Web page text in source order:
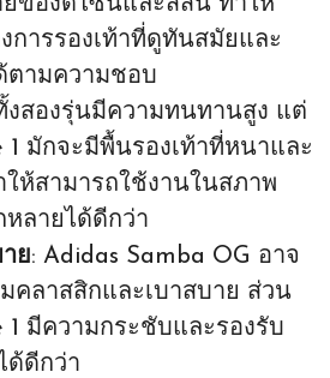
ของดีไซน์และสีสัน ทำให้
การรองเท้าที่ดูทันสมัยและ
ตามความชอบ
งสองรุ่นมีความทนทานสูง แต่
1 มักจะมีพื้นรองเท้าที่หนาและ
ให้สามารถใช้งานในสภาพ
ลายได้ดีกว่า
ย: Adidas Samba OG อาจ
คลาสสิกและเบาสบาย ส่วน
1 มีความกระชับและรองรับ
ด้ดีกว่า